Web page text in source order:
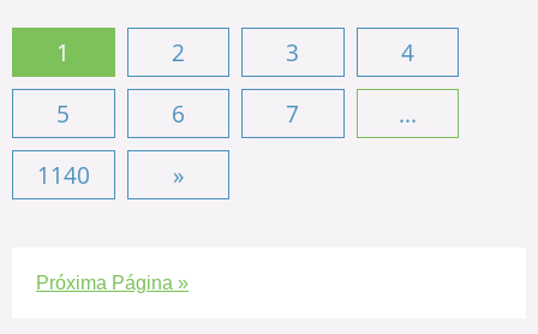
1 2 3
4
5
6 7
...
1140
»
Próxima Página »